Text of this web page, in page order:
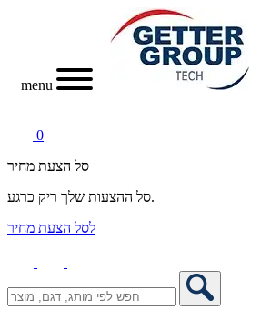
menu
0
סל הצעת מחיר
סל ההצעות שלך ריק כרגע.
לסל הצעת מחיר